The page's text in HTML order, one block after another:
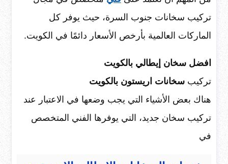
تركيب سخانات جنوب السرة، حيث يوفر كل
الماركات العالمية بأرخص الأسعار دائمًا في الكويت.
افضل سخان إيطالي بالكويت
تركيب سخانات اريستون بالكويت
هناك بعض الأشياء التي يجب وضعها في الاعتبار عند
تركيب سخان جديد، التي يوفرها الفني المتخصص
في